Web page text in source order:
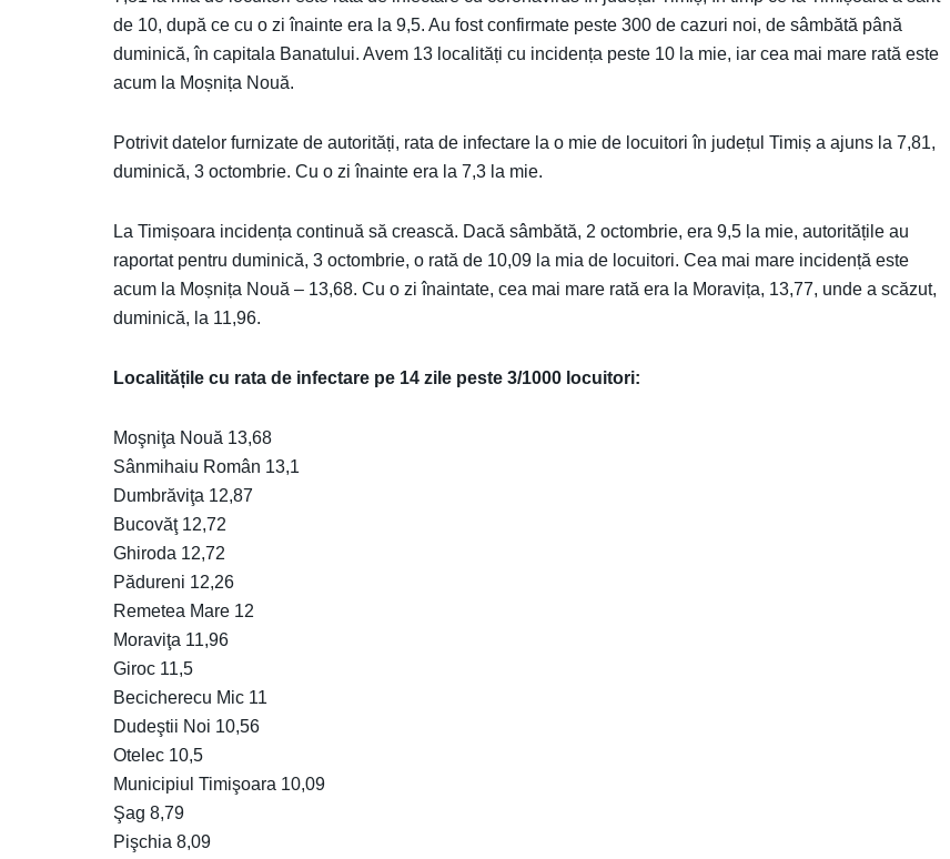
de 10, după ce cu o zi înainte era la 9,5. Au fost confirmate peste 300 de cazuri noi, de sâmbătă până
duminică, în capitala Banatului. Avem 13 localități cu incidența peste 10 la mie, iar cea mai mare rată este
acum la Moșnița Nouă.
Potrivit datelor furnizate de autorități, rata de infectare la o mie de locuitori în județul Timiș a ajuns la 7,81,
duminică, 3 octombrie. Cu o zi înainte era la 7,3 la mie.
La Timișoara incidența continuă să crească. Dacă sâmbătă, 2 octombrie, era 9,5 la mie, autoritățile au
raportat pentru duminică, 3 octombrie, o rată de 10,09 la mia de locuitori. Cea mai mare incidență este
acum la Moșnița Nouă – 13,68. Cu o zi înaintate, cea mai mare rată era la Moravița, 13,77, unde a scăzut,
duminică, la 11,96.
Localitățile cu rata de infectare pe 14 zile peste 3/1000 locuitori:
Moşniţa Nouă 13,68
Sânmihaiu Român 13,1
Dumbrăviţa 12,87
Bucovăţ 12,72
Ghiroda 12,72
Pădureni 12,26
Remetea Mare 12
Moraviţa 11,96
Giroc 11,5
Becicherecu Mic 11
Dudeştii Noi 10,56
Otelec 10,5
Municipiul Timişoara 10,09
Şag 8,79
Pişchia 8,09